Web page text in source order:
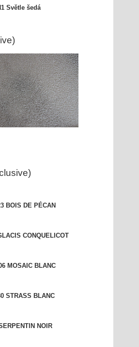
šedá
PÉCAN
CONQUELICOT
BLANC
BLANC
NOIR